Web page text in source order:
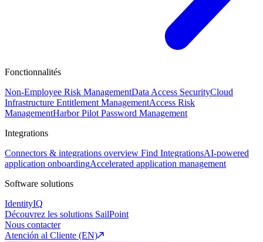
Fonctionnalités
Non-Employee Risk ManagementData Access SecurityCloud
Infrastructure Entitlement ManagementAccess Risk
ManagementHarbor Pilot Password Management
Integrations
Connectors & integrations overview Find IntegrationsAI-powered
application onboardingAccelerated application management
Software solutions
IdentityIQ
Découvrez les solutions SailPoint
Nous contacter
Atención al Cliente (EN)